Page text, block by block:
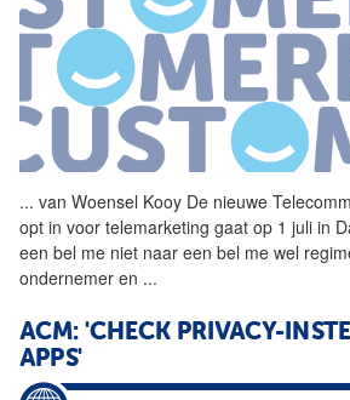
... van Woensel Kooy De nieuwe
opt in voor telemarketing gaat op 1 juli in
een bel me niet naar een bel me wel
ondernemer en ...
ACM: 'CHECK PRIVACY-
APPS'